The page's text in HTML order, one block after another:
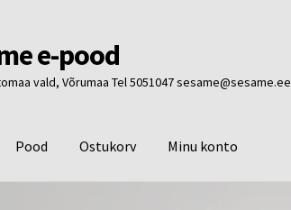
e-pood
vald, Võrumaa Tel 5051047 sesame@sesame.ee
Pood Ostukorv Minu konto